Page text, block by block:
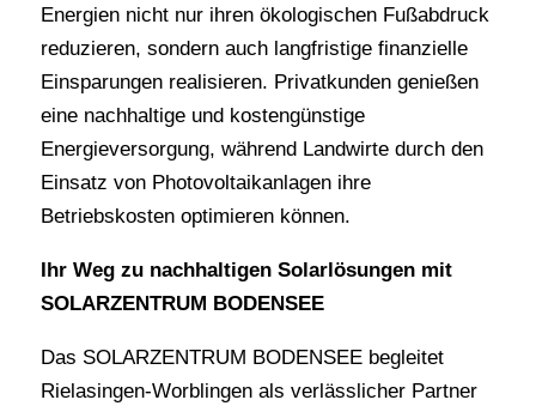
Energien nicht nur ihren ökologischen Fußabdruck
reduzieren, sondern auch langfristige finanzielle
Einsparungen realisieren. Privatkunden genießen
eine nachhaltige und kostengünstige
Energieversorgung, während Landwirte durch den
Einsatz von Photovoltaikanlagen ihre
Betriebskosten optimieren können.
Ihr Weg zu nachhaltigen Solarlösungen mit
SOLARZENTRUM BODENSEE
Das SOLARZENTRUM BODENSEE begleitet
Rielasingen-Worblingen als verlässlicher Partner